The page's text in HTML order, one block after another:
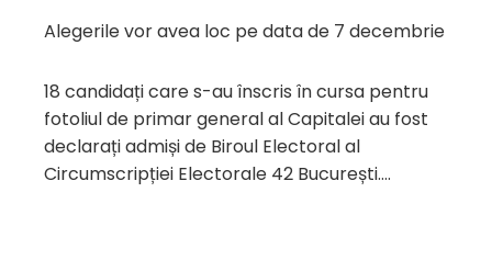
Alegerile vor avea loc pe data de 7 decembrie
18 candidați care s-au înscris în cursa pentru
fotoliul de primar general al Capitalei au fost
declarați admiși de Biroul Electoral al
Circumscripției Electorale 42 București….